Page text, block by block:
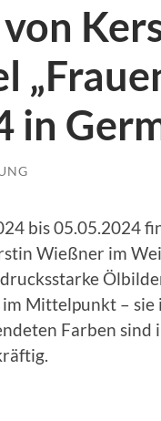
in
bis 05.05.2024
Wießner im
Mittelpunkt – sie
Farben sind